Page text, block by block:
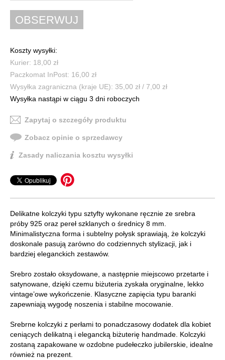
Koszty wysyłki:
Kurier: 18,00 zł
Paczkomat InPost: 16,00 zł
Wysyłka zagraniczna (kraje UE): 35,00 zł / 7,00 zł
Wysyłka nastąpi w ciągu 3 dni roboczych
Zapytaj o szczegóły produktu
Zobacz opinie o sprzedawcy
Zasady naliczania kosztu wysyłki
Delikatne kolczyki typu sztyfty wykonane ręcznie ze srebra
próby 925 oraz pereł szklanych o średnicy 8 mm.
Minimalistyczna forma i subtelny połysk sprawiają, że kolczyki
doskonale pasują zarówno do codziennych stylizacji, jak i
bardziej eleganckich zestawów.
Srebro zostało oksydowane, a następnie miejscowo przetarte i
satynowane, dzięki czemu biżuteria zyskała oryginalne, lekko
vintage’owe wykończenie. Klasyczne zapięcia typu baranki
zapewniają wygodę noszenia i stabilne mocowanie.
Srebrne kolczyki z perłami to ponadczasowy dodatek dla kobiet
ceniących delikatną i elegancką biżuterię handmade. Kolczyki
zostaną zapakowane w ozdobne pudełeczko jubilerskie, idealne
również na prezent.